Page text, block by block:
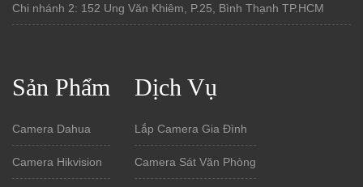
Chi nhánh 2: 152 Ung Văn Khiêm, P.25, Bình Thạnh TP.HCM
Sản Phẩm
Camera Dahua
Camera Hikvision
Dịch Vụ
Lắp Camera Gia Đình
Camera Sát Văn Phòng